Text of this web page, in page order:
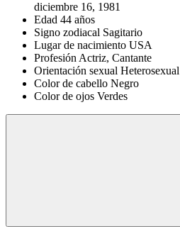
diciembre 16, 1981
Edad 44 años
Signo zodiacal Sagitario
Lugar de nacimiento USA
ProfesiónActriz, Cantante
Orientación sexual Heterosexual
Color de cabello Negro
Color de ojos Verdes